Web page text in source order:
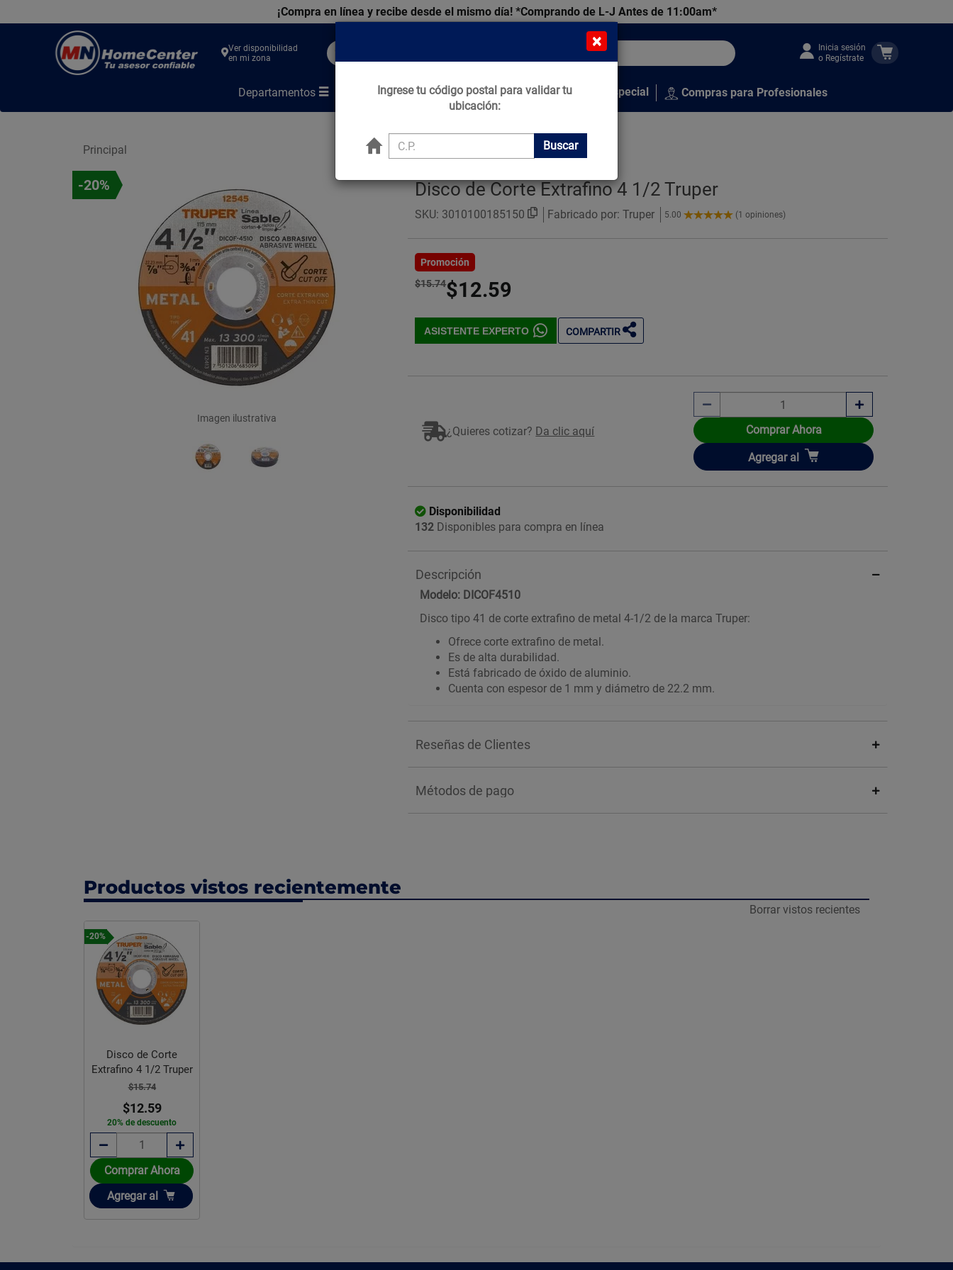
¡Compra en línea y recibe desde el mismo día! *Comprando de L-J Antes de 11:00am*
Center
Ver disponibilidad
en mi zona
Inicia sesión
o Regístrate
Departamentos Marcas Tips que Construyen Venta Especial Compras para Profesionales
Principal
-20%
Imagen ilustrativa
Disco de Corte Extrafino 4 1/2 Truper
SKU: 3010100185150 Fabricado por: Truper 5.00
5.00
(1 opiniones)
Promoción
$15.74$12.59
ASISTENTE EXPERTO COMPARTIR
¿Quieres cotizar? Da clic aquí
Comprar Ahora
Añadir
Agregar al
Disponibilidad
132 Disponibles para compra en línea
Descripción
Modelo: DICOF4510
Disco tipo 41 de corte extrafino de metal 4-1/2 de la marca Truper:
Ofrece corte extrafino de metal.
Es de alta durabilidad.
Está fabricado de óxido de aluminio.
Cuenta con espesor de 1 mm y diámetro de 22.2 mm.
Reseñas de Clientes
Métodos de pago
Productos vistos recientemente
Borrar vistos recientes
-20%
Disco de Corte
Extrafino 4 1/2 Truper
$15.74
$12.59
20% de descuento
Comprar Ahora
Añadir
Agregar al
×
Ingrese tu código postal para validar tu
ubicación:
Buscar